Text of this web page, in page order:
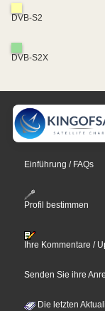
DVB-S2
DVB-S2X
Einführung / FAQs
Profil bestimmen
Ihre Kommentare /
Senden Sie ihre
Die letzten